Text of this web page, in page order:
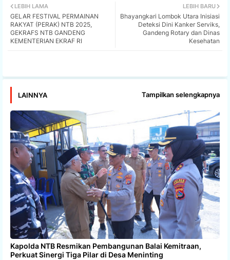
ats
LEBIH BARU
Bhayangkari Lombok Utara Inisiasi
Deteksi Dini Kanker Serviks,
Gandeng Rotary dan Dinas
Kesehatan
LEBIH LAMA
GELAR FESTIVAL PERMAINAN
RAKYAT (PERAK) NTB 2025,
GEKRAFS NTB GANDENG
KEMENTERIAN EKRAF RI
LAINNYA Tampilkan selengkapnya
Kapolda NTB Resmikan Pembangunan Balai Kemitraan,
Perkuat Sinergi Tiga Pilar di Desa Meninting